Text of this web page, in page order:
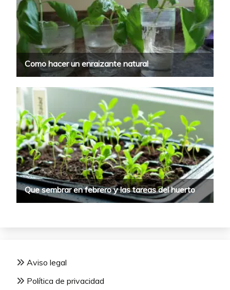
Aviso legal
Política de privacidad